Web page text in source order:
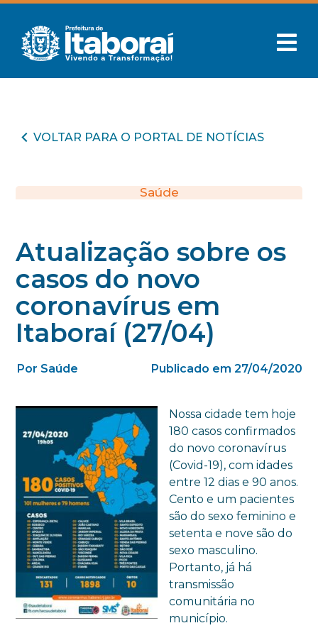
VOLTAR PARA O PORTAL DE NOTÍCIAS
Saúde
Atualização sobre os
casos do novo
coronavírus em
Itaboraí (27/04)
Por Saúde Publicado em 27/04/2020
Nossa cidade tem hoje
180 casos confirmados
do novo coronavírus
(Covid-19), com idades
entre 12 dias e 90 anos.
Cento e um pacientes
são do sexo feminino e
setenta e nove são do
sexo masculino.
Portanto, já há
transmissão
comunitária no
município.